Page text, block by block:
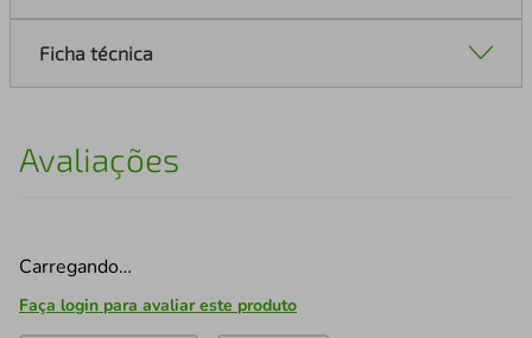
Ficha técnica
Avaliações
Carregando…
Faça login para avaliar este produto